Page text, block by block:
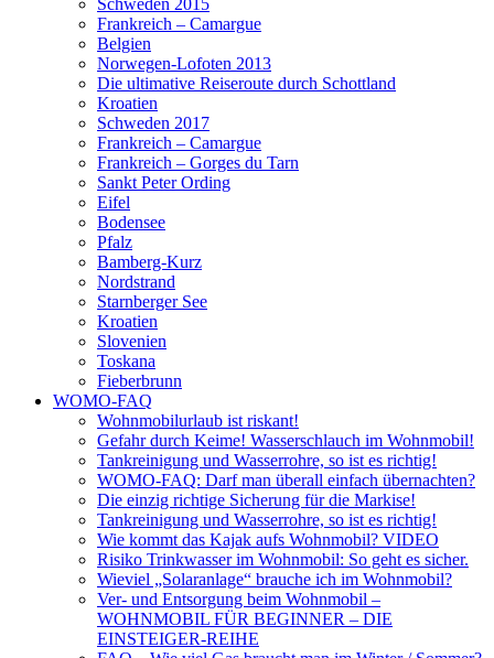
Frankreich – Camargue
Belgien
Norwegen-Lofoten 2013
Die ultimative Reiseroute durch Schottland
Kroatien
Schweden 2017
Frankreich – Camargue
Frankreich – Gorges du Tarn
Sankt Peter Ording
Eifel
Bodensee
Pfalz
Bamberg-Kurz
Nordstrand
Starnberger See
Kroatien
Slovenien
Toskana
Fieberbrunn
WOMO-FAQ
Wohnmobilurlaub ist riskant!
Gefahr durch Keime! Wasserschlauch im Wohnmobil!
Tankreinigung und Wasserrohre, so ist es richtig!
WOMO-FAQ: Darf man überall einfach übernachten?
Die einzig richtige Sicherung für die Markise!
Tankreinigung und Wasserrohre, so ist es richtig!
Wie kommt das Kajak aufs Wohnmobil? VIDEO
Risiko Trinkwasser im Wohnmobil: So geht es sicher.
Wieviel „Solaranlage“ brauche ich im Wohnmobil?
Ver- und Entsorgung beim Wohnmobil –
WOHNMOBIL FÜR BEGINNER – DIE
EINSTEIGER-REIHE